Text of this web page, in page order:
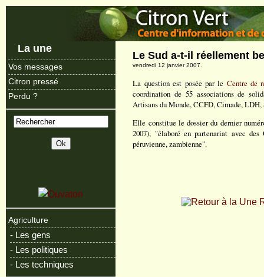
La une
Vos messages
Citron pressé
Perdu ?
Agriculture
- Les gens
- Les politiques
- Les techniques
Le Sud a-t-il réellement
vendredi 12 janvier 2007.
La question est posée par le Centre de
coordination de 55 associations de
Artisans du Monde, CCFD, Cimade, LDH,
Elle constitue le dossier du dernier
2007), "élaboré en partenariat avec
péruvienne, zambienne".